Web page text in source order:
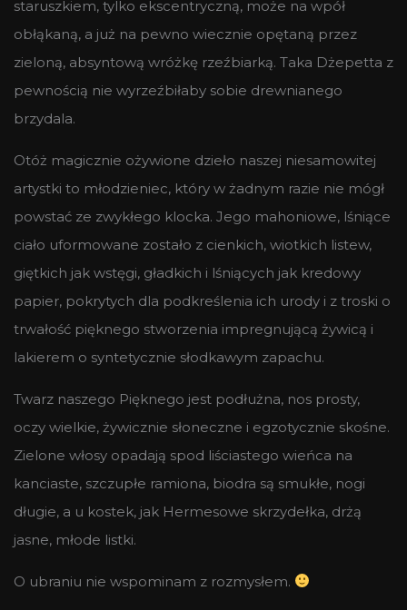
staruszkiem, tylko ekscentryczną, może na wpół
obłąkaną, a już na pewno wiecznie opętaną przez
zieloną, absyntową wróżkę rzeźbiarką. Taka Dżepetta z
pewnością nie wyrzeźbiłaby sobie drewnianego
brzydala.
Otóż magicznie ożywione dzieło naszej niesamowitej
artystki to młodzieniec, który w żadnym razie nie mógł
powstać ze zwykłego klocka. Jego mahoniowe, lśniące
ciało uformowane zostało z cienkich, wiotkich listew,
giętkich jak wstęgi, gładkich i lśniących jak kredowy
papier, pokrytych dla podkreślenia ich urody i z troski o
trwałość pięknego stworzenia impregnującą żywicą i
lakierem o syntetycznie słodkawym zapachu.
Twarz naszego Pięknego jest podłużna, nos prosty,
oczy wielkie, żywicznie słoneczne i egzotycznie skośne.
Zielone włosy opadają spod liściastego wieńca na
kanciaste, szczupłe ramiona, biodra są smukłe, nogi
długie, a u kostek, jak Hermesowe skrzydełka, drżą
jasne, młode listki.
O ubraniu nie wspominam z rozmysłem.